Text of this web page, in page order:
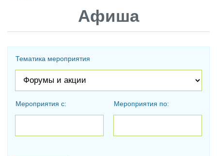
Афиша
Тематика мероприятия
Мероприятия с: Мероприятия по: